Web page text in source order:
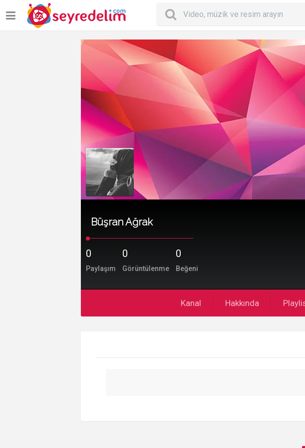
Büşran Ağrak
0
Paylaşım
0
Görüntülenme
0
Beğeni
Kanal Hakkında